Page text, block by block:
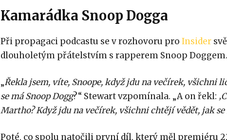
Kamarádka Snoop Dogga
Při propagaci podcastu se v rozhovoru pro Insider
dlouholetým přátelstvím s rapperem Snoop Doggem.
„Řekla jsem, víte, Snoope, když jdu na večírek, všichni
se má Snoop Dogg?“ Stewart vzpomínala. „A on řekl:
Martho? Když jdu na večírek, všichni chtějí vědět, jak
Poté, co spolu natočili první díl, který měl premiéru